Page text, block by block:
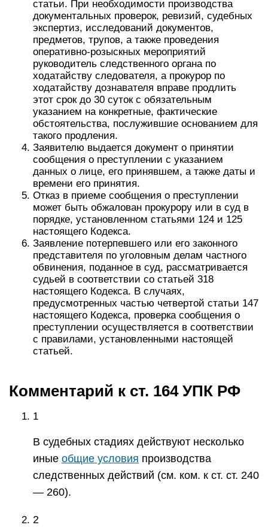
статьи. При необходимости производства
документальных проверок, ревизий, судебных
экспертиз, исследований документов,
предметов, трупов, а также проведения
оперативно-розыскных мероприятий
руководитель следственного органа по
ходатайству следователя, а прокурор по
ходатайству дознавателя вправе продлить
этот срок до 30 суток с обязательным
указанием на конкретные, фактические
обстоятельства, послужившие основанием для
такого продления.
Заявителю выдается документ о принятии
сообщения о преступлении с указанием
данных о лице, его принявшем, а также даты и
времени его принятия.
Отказ в приеме сообщения о преступлении
может быть обжалован прокурору или в суд в
порядке, установленном статьями 124 и 125
настоящего Кодекса.
Заявление потерпевшего или его законного
представителя по уголовным делам частного
обвинения, поданное в суд, рассматривается
судьей в соответствии со статьей 318
настоящего Кодекса. В случаях,
предусмотренных частью четвертой статьи 147
настоящего Кодекса, проверка сообщения о
преступлении осуществляется в соответствии
с правилами, установленными настоящей
статьей.
Комментарий к ст. 164 УПК РФ
1
В судебных стадиях действуют несколько
иные общие условия производства
следственных действий (см. ком. к ст. ст. 240
— 260).
2